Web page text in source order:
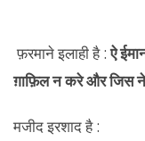
फ़रमाने इलाही है :ऐ
ग़ाफ़िल न करे और जिस ने
मजीद इरशाद है :